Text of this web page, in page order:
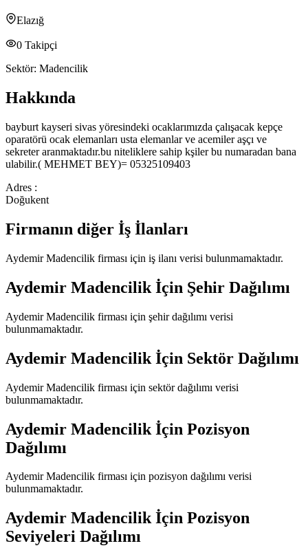
Elazığ
0 Takipçi
Sektör: Madencilik
Hakkında
bayburt kayseri sivas yöresindeki ocaklarımızda çalışacak kepçe
oparatörü ocak elemanları usta elemanlar ve acemiler aşçı ve
sekreter aranmaktadır.bu niteliklere sahip kşiler bu numaradan bana
ulabilir.( MEHMET BEY)= 05325109403
Adres :
Doğukent
Firmanın diğer İş İlanları
Aydemir Madencilik firması için iş ilanı verisi bulunmamaktadır.
Aydemir Madencilik İçin Şehir Dağılımı
Aydemir Madencilik firması için şehir dağılımı verisi
bulunmamaktadır.
Aydemir Madencilik İçin Sektör Dağılımı
Aydemir Madencilik firması için sektör dağılımı verisi
bulunmamaktadır.
Aydemir Madencilik İçin Pozisyon
Dağılımı
Aydemir Madencilik firması için pozisyon dağılımı verisi
bulunmamaktadır.
Aydemir Madencilikİçin Pozisyon
Seviyeleri Dağılımı